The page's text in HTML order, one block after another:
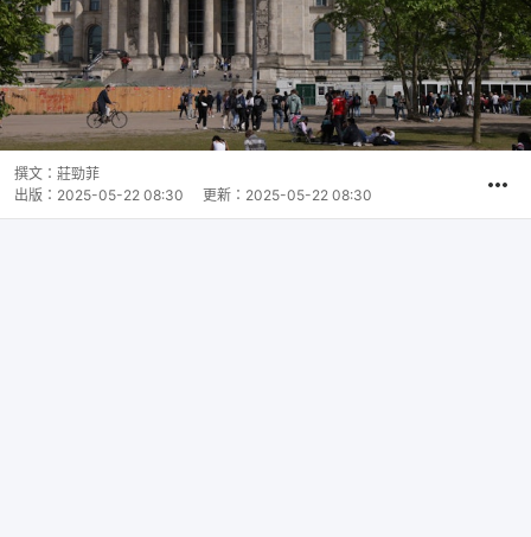
撰文： 莊勁菲
出版： 2025-05-22 08:30 更新： 2025-05-22 08:30